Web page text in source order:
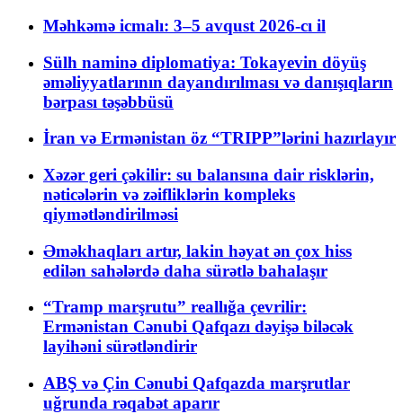
Məhkəmə icmalı: 3–5 avqust 2026-cı il
Sülh naminə diplomatiya: Tokayevin döyüş
əməliyyatlarının dayandırılması və danışıqların
bərpası təşəbbüsü
İran və Ermənistan öz “TRIPP”lərini hazırlayır
Xəzər geri çəkilir: su balansına dair risklərin,
nəticələrin və zəifliklərin kompleks
qiymətləndirilməsi
Əməkhaqları artır, lakin həyat ən çox hiss
edilən sahələrdə daha sürətlə bahalaşır
“Tramp marşrutu” reallığa çevrilir:
Ermənistan Cənubi Qafqazı dəyişə biləcək
layihəni sürətləndirir
ABŞ və Çin Cənubi Qafqazda marşrutlar
uğrunda rəqabət aparır